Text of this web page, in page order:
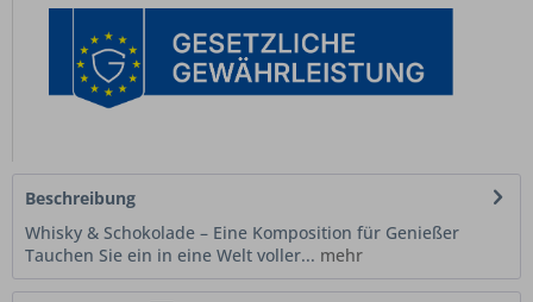
Beschreibung
Whisky & Schokolade – Eine Komposition für Genießer
Tauchen Sie ein in eine Welt voller... mehr